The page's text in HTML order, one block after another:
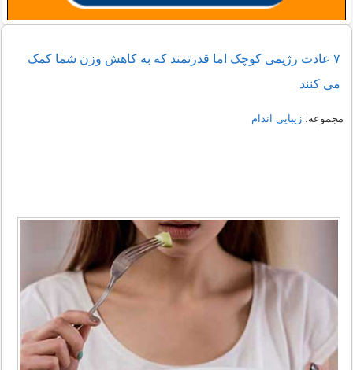
۷ عادت رژیمی کوچک اما قدرتمند که به کاهش وزن شما کمک
می کنند
مجموعه:زیبایی اندام